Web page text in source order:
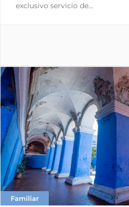
exclusivo servicio de...
Familiar